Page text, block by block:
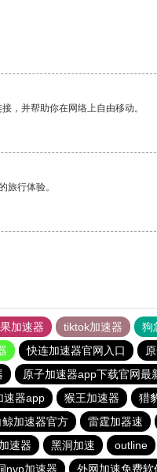
，并帮助你在网络上自由移动。
旅行体验。
加速器 tiktok加速器 狗
快连加速器官网入口
原子加速器app下载官网最
速器app 猴王加速器 猎
鲸加速器官方 雷霆加器速
速器 黑洞加速 outline
nvp加速器 外网加速免费软